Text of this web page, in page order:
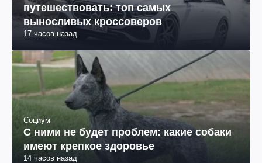
путешествовать: топ самых
выносливых кроссоверов
17 часов назад
Социум
С ними не будет проблем: какие собаки
имеют крепкое здоровье
14 часов назад